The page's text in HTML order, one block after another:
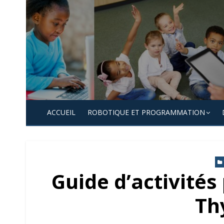
Skip
to
content
ACCUEIL ROBOTIQUE ET PROGRAMMATION
Guide